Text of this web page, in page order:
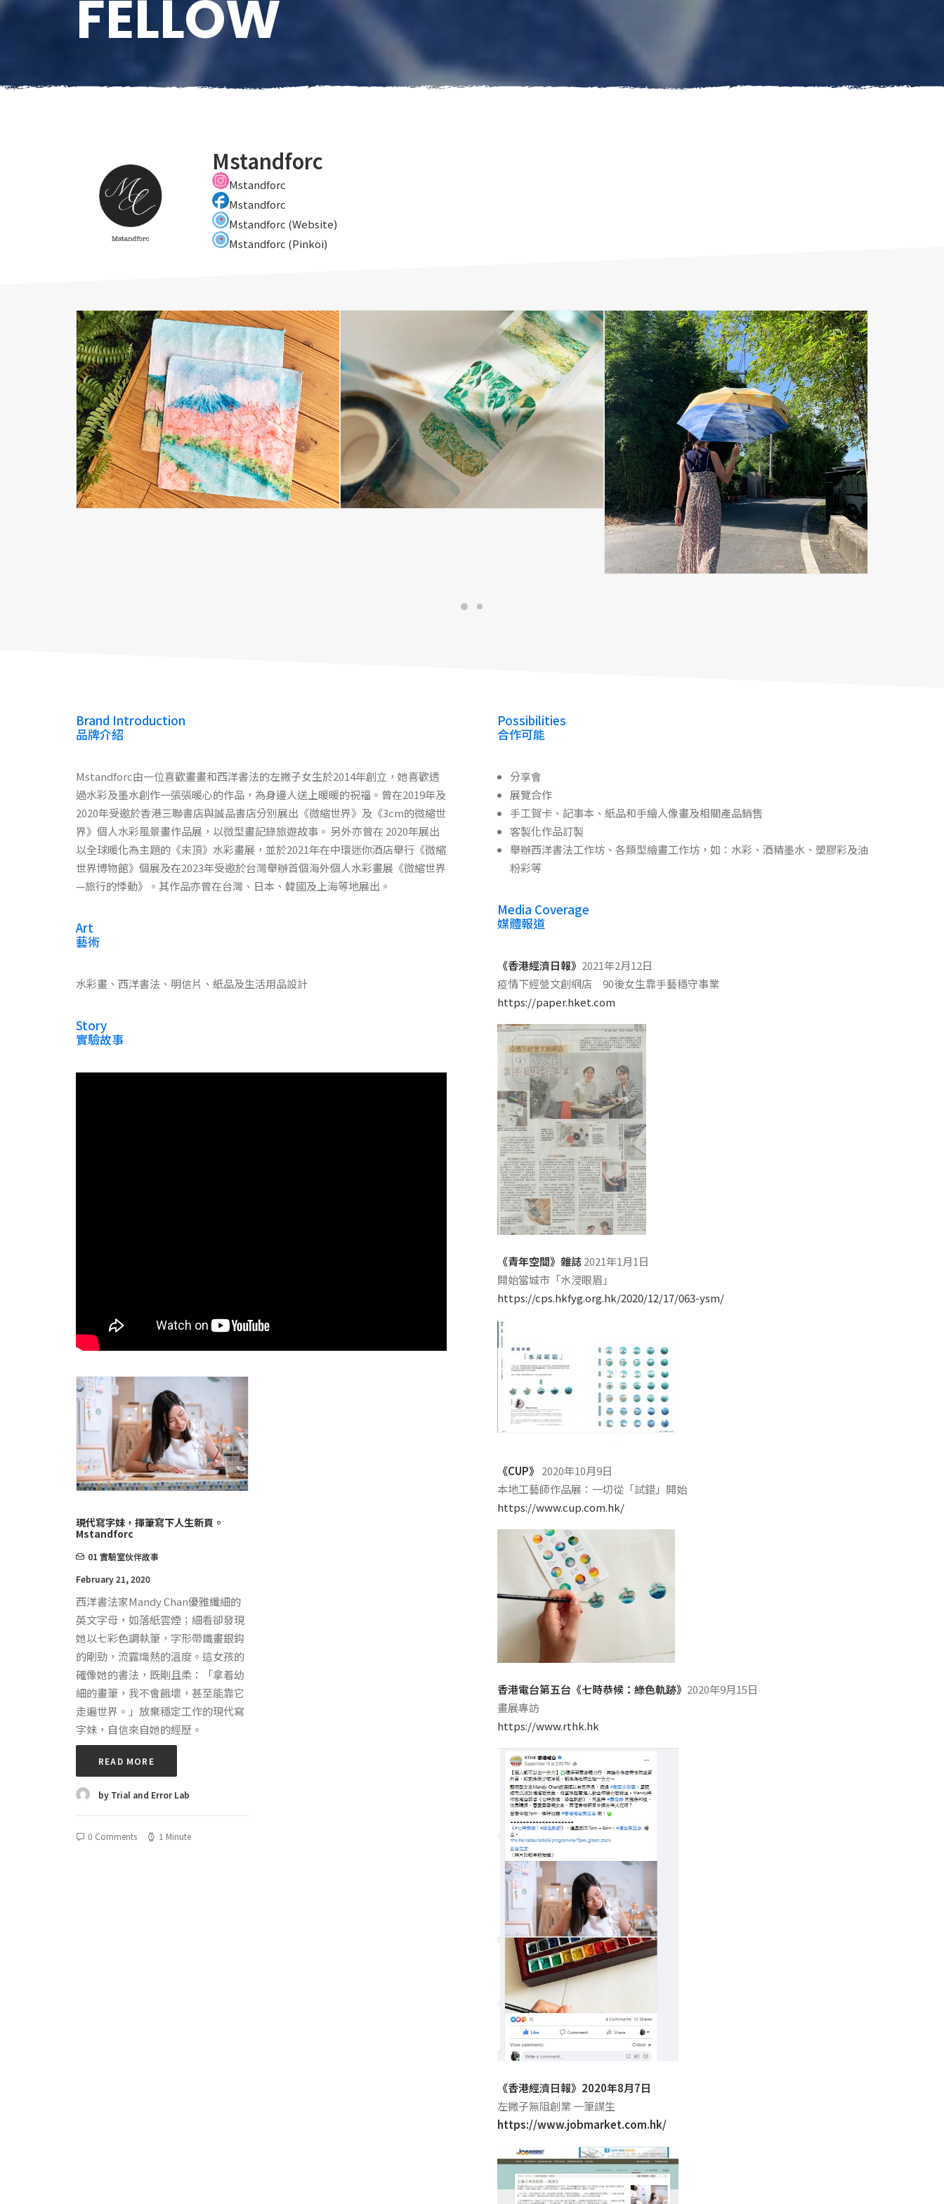
FELLOW
Mstandforc
Mstandforc
Mstandforc
Mstandforc (Website)
Mstandforc (Pinkoi)
Brand Introduction
品牌介紹
Mstandforc由一位喜歡畫畫和西洋書法的左撇子女生於2014年創立，她喜歡透
過水彩及墨水創作一張張暖心的作品，為身邊人送上暖暖的祝福。曾在2019年及
2020年受邀於香港三聯書店與誠品書店分別展出《微縮世界》及《3cm的微縮世
界》個人水彩風景畫作品展，以微型畫記錄旅遊故事。 另外亦曾在 2020年展出
以全球暖化為主題的《末頂》水彩畫展，並於2021年在中環迷你酒店舉行《微縮
世界博物館》個展及在2023年受邀於台灣舉辦首個海外個人水彩畫展《微縮世界
—旅行的悸動》。其作品亦曾在台灣、日本、韓國及上海等地展出。
Art
藝術
水彩畫、西洋書法、明信片、紙品及生活用品設計
Story
實驗故事
現代寫字妹，揮筆寫下人生新頁。
Mstandforc
01 實驗室伙伴故事
February 21, 2020
西洋書法家Mandy Chan優雅纖細的
英文字母，如落紙雲煙；細看卻發現
她以七彩色調執筆，字形帶鐵畫銀鈎
的剛勁，流露熾熱的溫度。這女孩的
確像她的書法，既剛且柔：「拿着幼
細的畫筆，我不會餓壞，甚至能靠它
走遍世界。」放棄穩定工作的現代寫
字妹，自信來自她的經歷。
READ MORE
by Trial and Error Lab
0 Comments 1 Minute
Possibilities
合作可能
分享會
展覽合作
手工賀卡、記事本、紙品和手繪人像畫及相關產品銷售
客製化作品訂製
舉辦西洋書法工作坊、各類型繪畫工作坊，如：水彩、酒精墨水、塑膠彩及油
粉彩等
Media Coverage
媒體報道
《香港經濟日報》 2021年2月12日
疫情下經營文創網店 90後女生靠手藝穩守事業
https://paper.hket.com
《青年空間》雜誌2021年1月1日
開始當城市「水浸眼眉」
https://cps.hkfyg.org.hk/2020/12/17/063-ysm/
《CUP》 2020年10月9日
本地工藝師作品展：一切從「試錯」開始
https://www.cup.com.hk/
香港電台第五台《七時恭候：綠色軌跡》 2020年9月15日
畫展專訪
https://www.rthk.hk
《香港經濟日報》2020年8月7日
左撇子無阻創業 一筆謀生
https://www.jobmarket.com.hk/